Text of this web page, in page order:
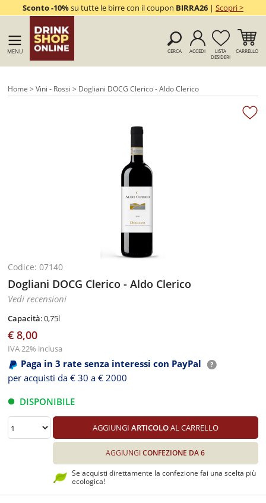
Sconto -10%su tutte le birre con il coupon BIRRA26| Scopri >
MENU CERCA ACCEDI
LISTA
DESIDERI
CARRELLO
Home >Vini - Rossi > Dogliani DOCG Clerico - Aldo Clerico
Codice: 07140
Dogliani DOCG Clerico - Aldo Clerico
Vedi recensioni
Capacità: 0,75l
€ 8,00
IVA 22% inclusa
Paga in 3 rate senza interessi con PayPal
per acquisti da € 30 a € 2000
DISPONIBILE
AGGIUNGI ARTICOLOAL CARRELLO
AGGIUNGICONFEZIONE DA 6
Se acquisti direttamente la confezione fai una scelta più
ecologica!